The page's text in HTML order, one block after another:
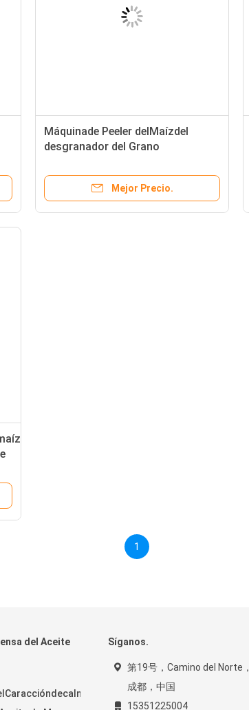
Máquinade Peeler delMaízdel
desgranador del Grano
Mejor Precio.
1
del Aceite Síganos.
第19号，Camino del Norte，
成都，中国
15351225004